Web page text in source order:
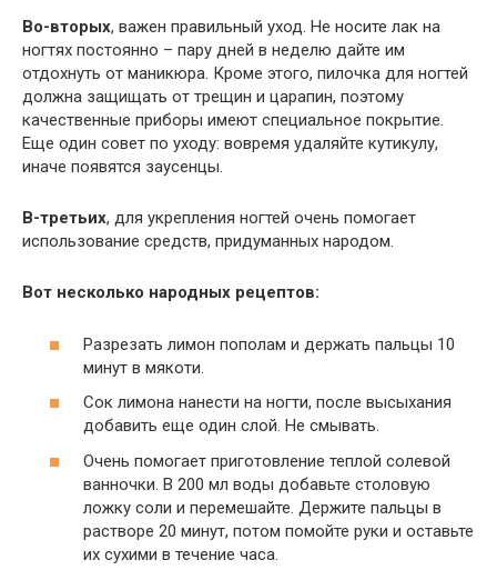
Во-вторых, важен правильный уход. Не носите лак на
ногтях постоянно – пару дней в неделю дайте им
отдохнуть от маникюра. Кроме этого, пилочка для ногтей
должна защищать от трещин и царапин, поэтому
качественные приборы имеют специальное покрытие.
Еще один совет по уходу: вовремя удаляйте кутикулу,
иначе появятся заусенцы.
В-третьих, для укрепления ногтей очень помогает
использование средств, придуманных народом.
Вот несколько народных рецептов:
Разрезать лимон пополам и держать пальцы 10
минут в мякоти.
Сок лимона нанести на ногти, после высыхания
добавить еще один слой. Не смывать.
Очень помогает приготовление теплой солевой
ванночки. В 200 мл воды добавьте столовую
ложку соли и перемешайте. Держите пальцы в
растворе 20 минут, потом помойте руки и оставьте
их сухими в течение часа.